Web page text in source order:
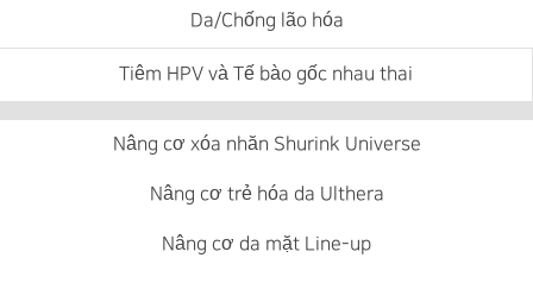
Da/Chống lão hóa
Tiêm HPV và Tế bào gốc nhau thai
Nâng cơ xóa nhăn Shurink Universe
Nâng cơ trẻ hóa da Ulthera
Nâng cơ da mặt Line-up